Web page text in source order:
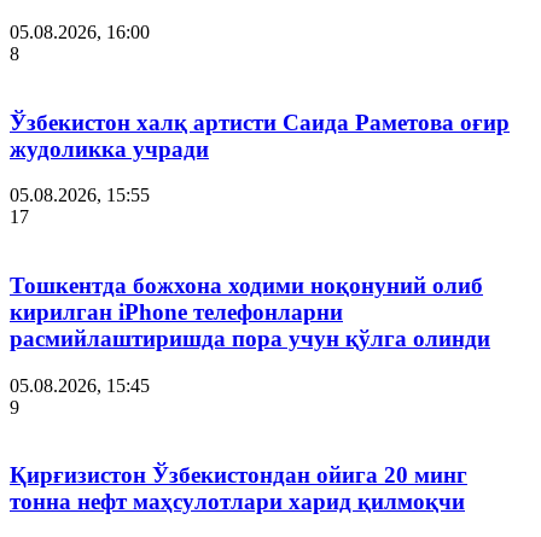
05.08.2026, 16:00
8
Ўзбекистон халқ артисти Саида Раметова оғир
жудоликка учради
05.08.2026, 15:55
17
Тошкентда божхона ходими ноқонуний олиб
кирилган iPhone телефонларни
расмийлаштиришда пора учун қўлга олинди
05.08.2026, 15:45
9
Қирғизистон Ўзбекистондан ойига 20 минг
тонна нефт маҳсулотлари харид қилмоқчи